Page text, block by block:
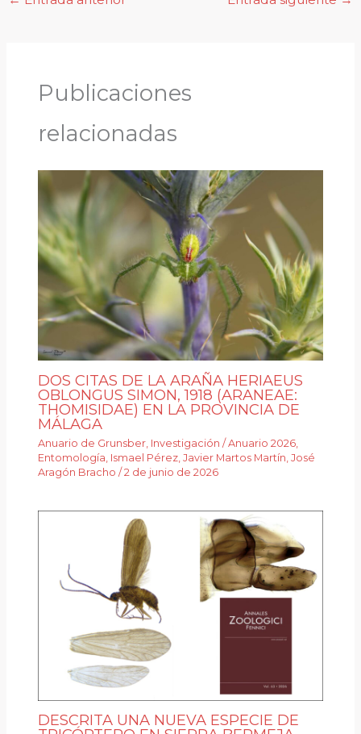
Publicaciones
relacionadas
DOS CITAS DE LA ARAÑA HERIAEUS
OBLONGUS SIMON, 1918 (ARANEAE:
THOMISIDAE) EN LA PROVINCIA DE
MÁLAGA
Anuario de Grunsber Investigación /Anuario 2026
Entomología Ismael Pérez ,Javier Martos Martín ,José
Aragón Bracho /2 de junio de 2026
DESCRITA UNA NUEVA ESPECIE DE